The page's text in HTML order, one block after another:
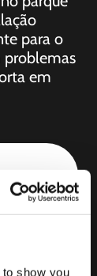
show you
para o
problemas
em
4